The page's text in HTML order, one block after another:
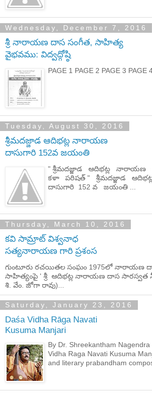
Wednesday, December 7, 2016
శ్రీ నారాయణ దాస సంగీత, సాహిత్య
వైభవము: విద్వద్గోష్ఠి
PAGE 1 PAGE 2 PAGE 3 PAGE
Tuesday, August 30, 2016
శ్రీమదజ్జాడ ఆదిభట్ల నారాయణ
దాసుగారి 152వ జయంతి
" శ్రీమదజ్జాడ ఆదిభట్ల
కళా పరిషత్ " శ్రీమదజ్జాడ
దాసుగారి 152 వ జయంతి ...
Thursday, March 10, 2016
కవి సామ్రాట్ విశ్వనాధ
సత్యనారాయణ గారి ప్రశంస
గుంటూరు రచయితల సంఘం 1975లో నారాయణ
సాహిత్యంపై ' శ్రీ ఆదిభట్ల నారాయణ దాస సారస్వత
శి. వేం. జోగా రావు)...
Saturday, January 23, 2016
Daśa Vidha Rāga Navati
Kusuma Manjari
By Dr. Shreekantham Nagendra
Vidha Raga Navati Kusuma
and literary prabandham